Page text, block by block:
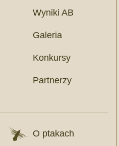
Wyniki AB
Galeria
Konkursy
Partnerzy
O ptakach